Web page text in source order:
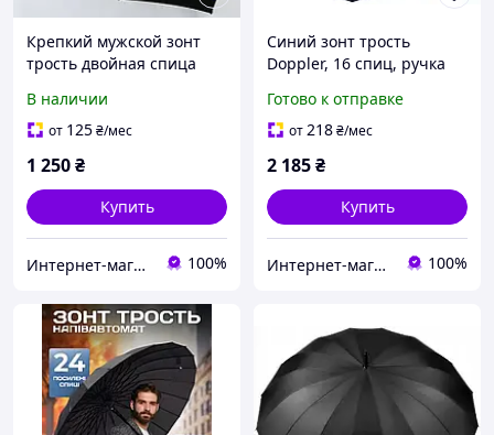
Крепкий мужской зонт
трость двойная спица
механический ) арт.
T175200
В наличии
от 125₴/мес
1 250₴
Купить
Интернет-магазин зонтов. Зонты Zest. Зонты Trust. Зонты Doppler. Зонты Pierre Cardin. 100%
Синий зонт трость
Doppler, 16 спиц, ручка
741963 DMA
Готово к отправке
от218₴/мес
2 185₴
Купить
Интернет-магазин зонтов. Зонты Zest. Зонты Trust. Зонты Doppler. Зонты Pierre Cardin. 100%